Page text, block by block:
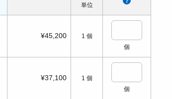
単位
¥45,200 1 個
個
¥37,100 1 個
個